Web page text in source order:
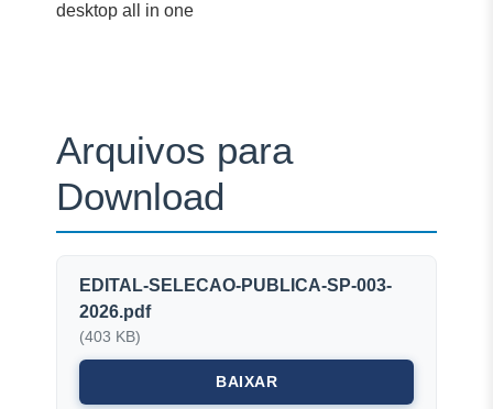
desktop all in one
Arquivos para
Download
EDITAL-SELECAO-PUBLICA-SP-003-
2026.pdf
(403 KB)
BAIXAR